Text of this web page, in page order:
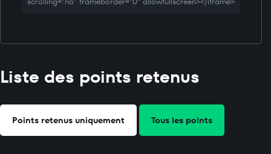
Liste des points retenus
Points retenus uniquement Tous les points